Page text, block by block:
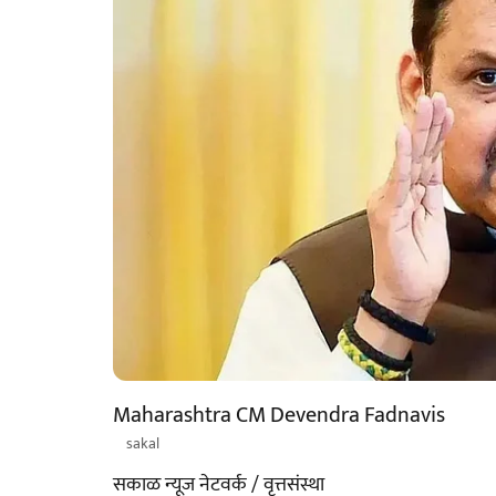
Maharashtra CM Devendra Fadnavis
sakal
सकाळ न्यूज नेटवर्क / वृत्तसंस्था